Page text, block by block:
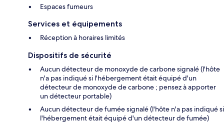
Espaces fumeurs
Services et équipements
Réception à horaires limités
Dispositifs de sécurité
Aucun détecteur de monoxyde de carbone signalé (l'hôte
n'a pas indiqué si l'hébergement était équipé d'un
détecteur de monoxyde de carbone ; pensez à apporter
un détecteur portable)
Aucun détecteur de fumée signalé (l'hôte n'a pas indiqué si
l'hébergement était équipé d'un détecteur de fumée)